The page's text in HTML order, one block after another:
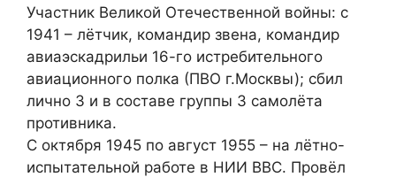
Участник Великой Отечественной войны: с
1941 – лётчик, командир звена, командир
авиаэскадрильи 16-го истребительного
авиационного полка (ПВО г.Москвы); сбил
лично 3 и в составе группы 3 самолёта
противника.
С октября 1945 по август 1955 – на лётно-
испытательной работе в НИИ ВВС. Провёл